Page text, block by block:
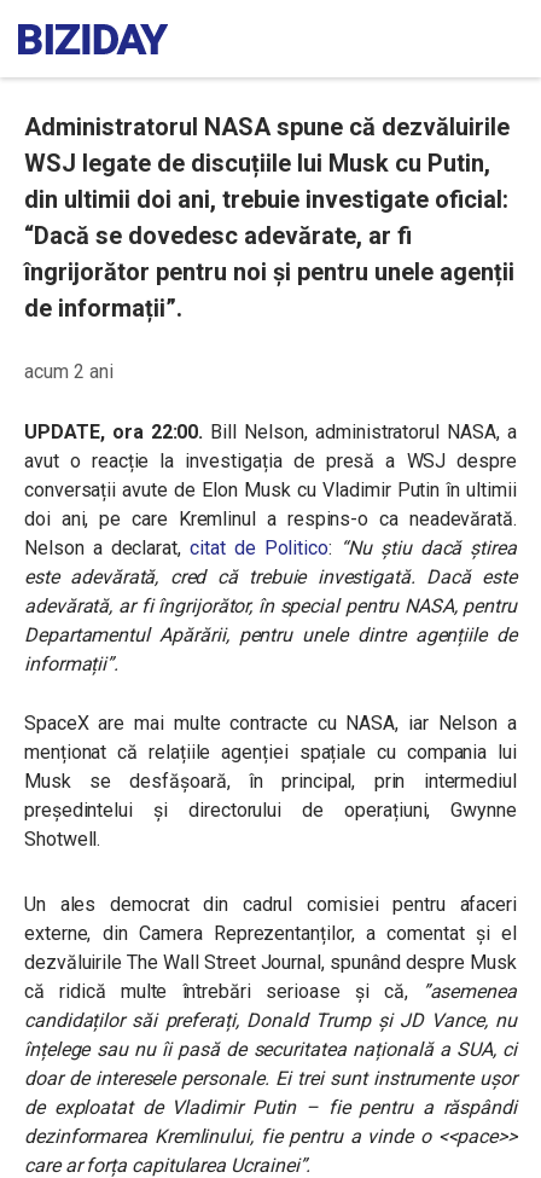
Administratorul NASA spune că dezvăluirile
WSJ legate de discuțiile lui Musk cu Putin,
din ultimii doi ani, trebuie investigate oficial:
“Dacă se dovedesc adevărate, ar fi
îngrijorător pentru noi și pentru unele agenții
de informații”.
acum 2 ani
UPDATE, ora 22:00. Bill Nelson, administratorul NASA, a
avut o reacție la investigația de presă a WSJ despre
conversații avute de Elon Musk cu Vladimir Putin în ultimii
doi ani, pe care Kremlinul a respins-o ca neadevărată.
Nelson a declarat,citat de Politico: “Nu știu dacă știrea
este adevărată, cred că trebuie investigată. Dacă este
adevărată, ar fi îngrijorător, în special pentru NASA, pentru
Departamentul Apărării, pentru unele dintre agențiile de
informații”.
SpaceX are mai multe contracte cu NASA, iar Nelson a
menționat că relațiile agenției spațiale cu compania lui
Musk se desfășoară, în principal, prin intermediul
președintelui și directorului de operațiuni, Gwynne
Shotwell.
Un ales democrat din cadrul comisiei pentru afaceri
externe, din Camera Reprezentanților, a comentat și el
dezvăluirile The Wall Street Journal, spunând despre Musk
că ridică multe întrebări serioase și că,
”asemenea
candidaților săi preferați, Donald Trump și JD Vance, nu
înțelege sau nu îi pasă de securitatea națională a SUA, ci
doar de interesele personale. Ei trei sunt instrumente ușor
de exploatat de Vladimir Putin – fie pentru a răspândi
dezinformarea Kremlinului, fie pentru a vinde o <<pace>>
care ar forța capitularea Ucrainei”.